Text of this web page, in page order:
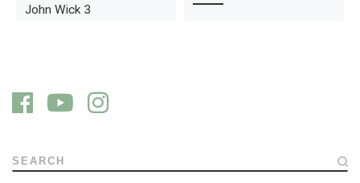
John Wick 3
SEARCH